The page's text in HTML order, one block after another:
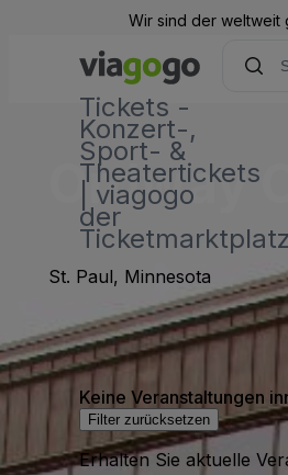
Wir sind der weltweit
Tickets -
Konzert-,
Sport- &
Theatertickets
| viagogo
der
Ticketmarktplatz
St. Paul, Minnesota
Keine Veranstaltungen
Filter zurücksetzen
Erhalten Sie aktuelle